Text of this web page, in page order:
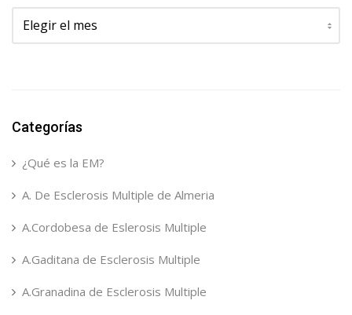
Archivos
Categorías
¿Qué es la EM?
A. De Esclerosis Multiple de Almeria
A.Cordobesa de Eslerosis Multiple
A.Gaditana de Esclerosis Multiple
A.Granadina de Esclerosis Multiple